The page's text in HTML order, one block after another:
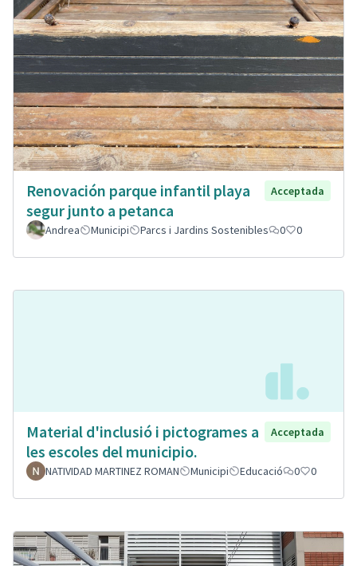
Renovación parque infantil playa
segur junto a petanca
Acceptada
Andrea Municipi Parcs i Jardins Sostenibles 0 0
Material d'inclusió i pictogrames a
les escoles del municipio.
Acceptada
NATIVIDAD MARTINEZ ROMAN Municipi Educació 0 0